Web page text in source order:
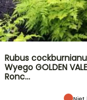
Rubus
Wyego GOLDEN
Ronc…
Niet